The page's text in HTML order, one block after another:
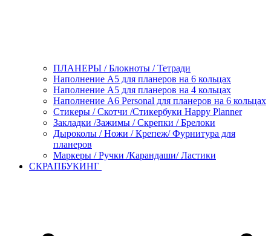
ПЛАНЕРЫ / Блокноты / Тетради
Наполнение А5 для планеров на 6 кольцах
Наполнение А5 для планеров на 4 кольцах
Наполнение А6 Personal для планеров на 6 кольцах
Стикеры / Скотчи /Стикербуки Happy Planner
Закладки /Зажимы / Скрепки / Брелоки
Дыроколы / Ножи / Крепеж/ Фурнитура для
планеров
Маркеры / Ручки /Карандаши/ Ластики
СКРАПБУКИНГ